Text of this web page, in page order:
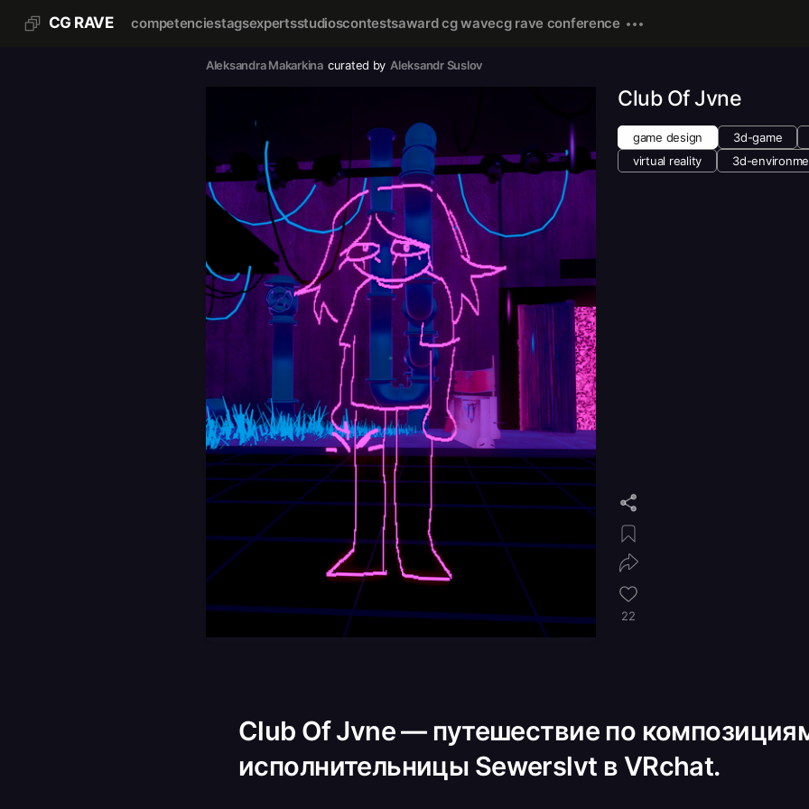
CG RAVE competenciestagsexpertsstudioscontestsaward cg wavecg rave conference
Aleksandra Makarkina curated by Aleksandr Suslov
Club Of Jvne
game design
3d-game
virtual reality
3d-
22
Club Of Jvne — путешествие по
исполнительницы Sewerslvt в VRchat.